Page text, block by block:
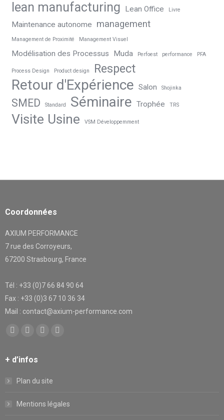
lean manufacturing Lean Office Livre
Maintenance autonome management
Management de Proximité Management Visuel
Modélisation des Processus Muda Perfoest performance PFA
Process Design Product design Respect
Retour d'Expérience Salon Shojinka
SMED Standard Séminaire Trophée TRS
Visite Usine VSM Développemment
Coordonnées
AXIUM PERFORMANCE
7 rue des Corroyeurs,
67200 Strasbourg, France
Tél : +33 (0)7 66 84 90 64
Fax : +33 (0)3 67 10 36 34
Mail : contact@axium-performance.com
Trouvez nous sur :
opens
window
opens
windowwindowwindow
+ d’infos
Plan du site
Mentions légales